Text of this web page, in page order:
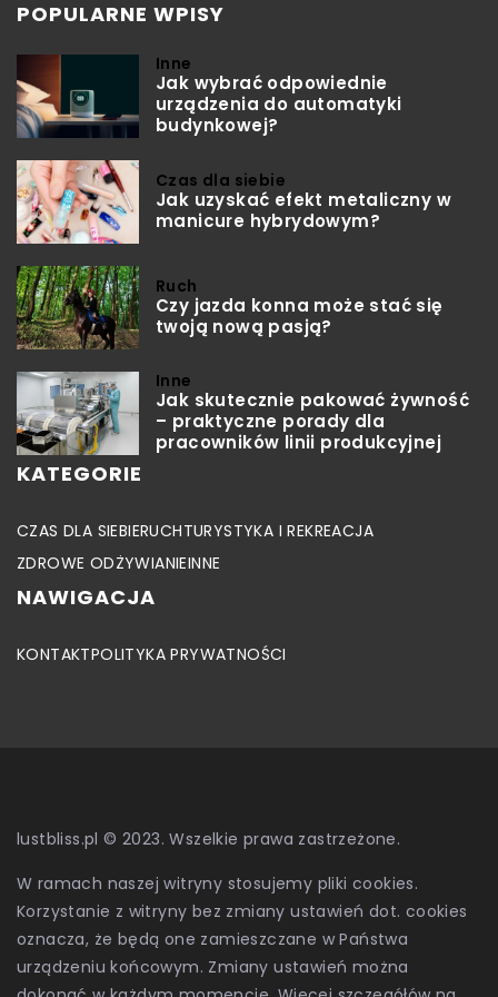
POPULARNE WPISY
Inne
Jak wybrać odpowiednie
urządzenia do automatyki
budynkowej?
Czas dla siebie
Jak uzyskać efekt metaliczny w
manicure hybrydowym?
Ruch
Czy jazda konna może stać się
twoją nową pasją?
Inne
Jak skutecznie pakować żywność
– praktyczne porady dla
pracowników linii produkcyjnej
KATEGORIE
CZAS DLA SIEBIERUCHTURYSTYKA I REKREACJA
ZDROWE ODŻYWIANIEINNE
NAWIGACJA
KONTAKTPOLITYKA PRYWATNOŚCI
lustbliss.pl © 2023. Wszelkie prawa zastrzeżone.
W ramach naszej witryny stosujemy pliki cookies.
Korzystanie z witryny bez zmiany ustawień dot. cookies
oznacza, że będą one zamieszczane w Państwa
urządzeniu końcowym. Zmiany ustawień można